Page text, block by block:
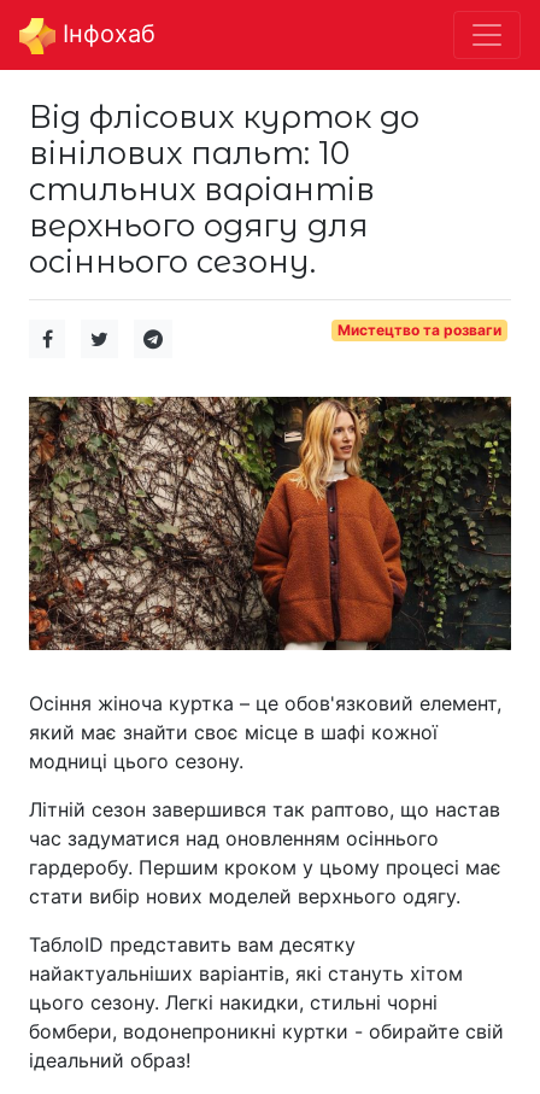
Інфохаб
Від флісових курток до
вінілових пальт: 10
стильних варіантів
верхнього одягу для
осіннього сезону.
Мистецтво та розваги
Осіння жіноча куртка – це обов'язковий елемент,
який має знайти своє місце в шафі кожної
модниці цього сезону.
Літній сезон завершився так раптово, що настав
час задуматися над оновленням осіннього
гардеробу. Першим кроком у цьому процесі має
стати вибір нових моделей верхнього одягу.
ТаблоID представить вам десятку
найактуальніших варіантів, які стануть хітом
цього сезону. Легкі накидки, стильні чорні
бомбери, водонепроникні куртки - обирайте свій
ідеальний образ!